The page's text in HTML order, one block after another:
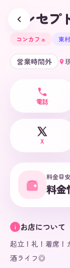
コンセ
コンカフェ 東村
営業時間外
電話
X
料金目安
料金
i お店について
起立！礼！着席
酒ライフ◎